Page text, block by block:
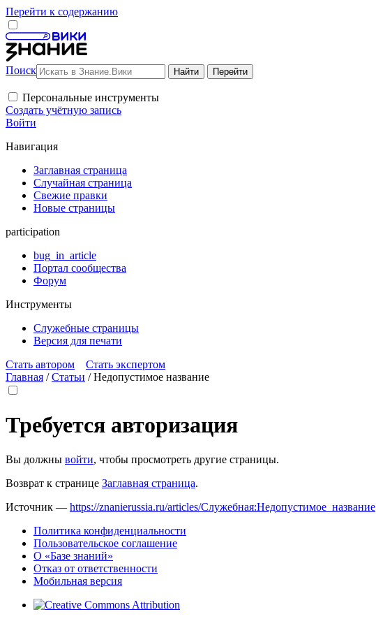
Перейти к содержанию
Поиск
Персональные инструменты
Создать учётную запись
Войти
Навигация
Заглавная страница
Случайная страница
Свежие правки
Новые страницы
participation
bug_in_article
Портал сообщества
Форум
Инструменты
Служебные страницы
Версия для печати
Стать автором
Стать экспертом
Главная /Статьи /Недопустимое название
Требуется авторизация
Вы должны войти, чтобы просмотреть другие страницы.
Возврат к странице Заглавная страница.
Источник — https://znanierussia.ru/articles/Служебная:Недопустимое_название
Политика конфиденциальности
Пользовательское соглашение
О «Базе знаний»
Отказ от ответственности
Мобильная версия